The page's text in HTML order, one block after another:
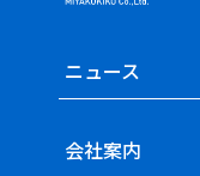
ニュース
会社案内